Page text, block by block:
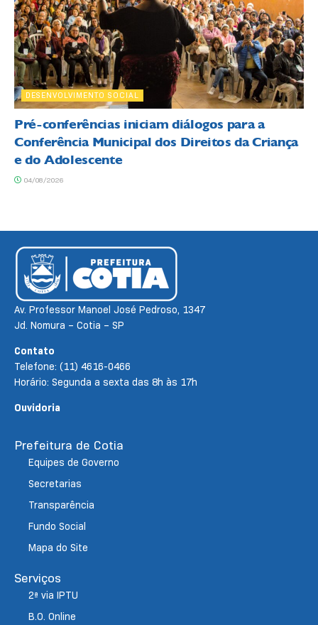
DESENVOLVIMENTO SOCIAL
Pré-conferências iniciam diálogos para a
Conferência Municipal dos Direitos da Criança
e do Adolescente
04/08/2026
Av. Professor Manoel José Pedroso, 1347
Jd. Nomura – Cotia – SP
Contato
Telefone: (11) 4616-0466
Horário: Segunda a sexta das 8h às 17h
Ouvidoria
Prefeitura de Cotia
Equipes de Governo
Secretarias
Transparência
Fundo Social
Mapa do Site
Serviços
2ª via IPTU
B.O. Online